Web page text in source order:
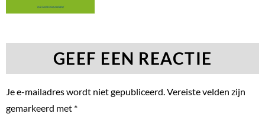
GEEF EEN REACTIE
Je e-mailadres wordt niet gepubliceerd. Vereiste velden zijn
gemarkeerd met *